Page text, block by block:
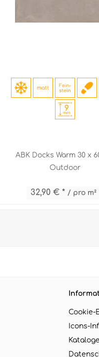
ABK Docks Warm 30 x
Outdoor
32,90 € * / pro m²
Cookie-
Icons-
Kataloge